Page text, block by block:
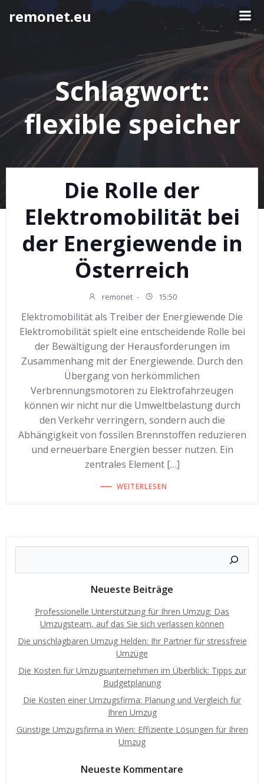
Springe
remonet.eu
Schlagwort:
flexible speicher
Die Rolle der
Elektromobilität bei
der Energiewende in
Österreich
remonet - 15:50
Elektromobilität als Treiber der Energiewende Die
Elektromobilität spielt eine entscheidende Rolle bei
der Bewältigung der Herausforderungen im
Zusammenhang mit der Energiewende. Durch den
Übergang von herkömmlichen
Verbrennungsmotoren zu Elektrofahrzeugen
können wir nicht nur die Umweltbelastung durch
den Verkehr verringern, sondern auch die
Abhängigkeit von fossilen Brennstoffen reduzieren
und erneuerbare Energien besser nutzen. Ein
zentrales Element […]
WEITERLESEN
Neueste Beiträge
Professionelle Unterstützung für Ihren Umzug: Das
Umzugsteam, auf das Sie sich verlassen können
Die unschlagbaren Umzug Helden: Ihr Partner für stressfreie
Umzüge
Die Kosten für Umzugsunternehmen im Überblick: Tipps zur
Budgetplanung
Die Kosten einer Umzugsfirma: Planung und Vergleich für
Ihren Umzug
Günstige Umzugsfirma in Wien: Effiziente Lösungen für Ihren
Umzug
Neueste Kommentare